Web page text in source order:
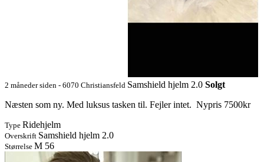
2 måneder siden - 6070 Christiansfeld Samshield hjelm 2.0 Solgt
Næsten som ny. Med luksus tasken til. Fejler intet. Nypris 7500kr
Type Ridehjelm
Overskrift Samshield hjelm 2.0
Størrelse M 56